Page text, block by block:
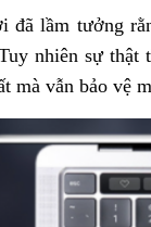
đã lầm tưởng
nhiên sự thật
mà vẫn bảo vệ